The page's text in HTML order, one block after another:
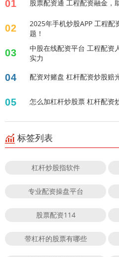
01 股票配资通 工程配资融金，
02
2025年手机炒股APP 工程配
题！
03
中股在线配资平台 工程配资
实力
04 配资对赌盘 杠杆配资炒股赔
05 怎么加杠杆炒股票 杠杆配资
标签列表
杠杆炒股指软件
专业配资操盘平台
股票配资114
带杠杆的股票有哪些